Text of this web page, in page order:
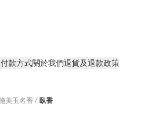
付款方式關於我們退貨及退款政策
美玉名香 / 臥香